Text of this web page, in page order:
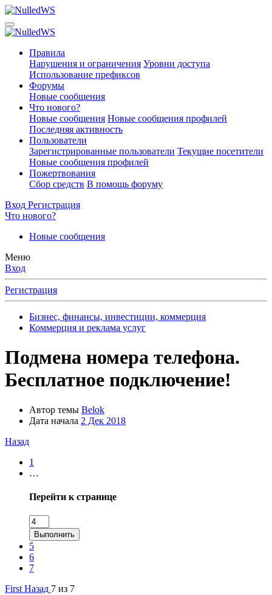
Правила
Нарушения и ограничения Уровни доступа
Использование префиксов
Форумы
Новые сообщения
Что нового?
Новые сообщения Новые сообщения профилей
Последняя активность
Пользователи
Зарегистрированные пользователи Текущие посетители
Новые сообщения профилей
Пожертвования
Сбор средств В помощь форуму
Вход Регистрация
Что нового?
Новые сообщения
Меню
Вход
Регистрация
Бизнес, финансы, инвестиции, коммерция
Коммерция и реклама услуг
Подмена номера телефона.
Бесплатное подключение!
Автор темы Belok
Дата начала 2 Дек 2018
Назад
1
…
Перейти к странице
Выполнить
5
6
7
First Назад 7 из 7